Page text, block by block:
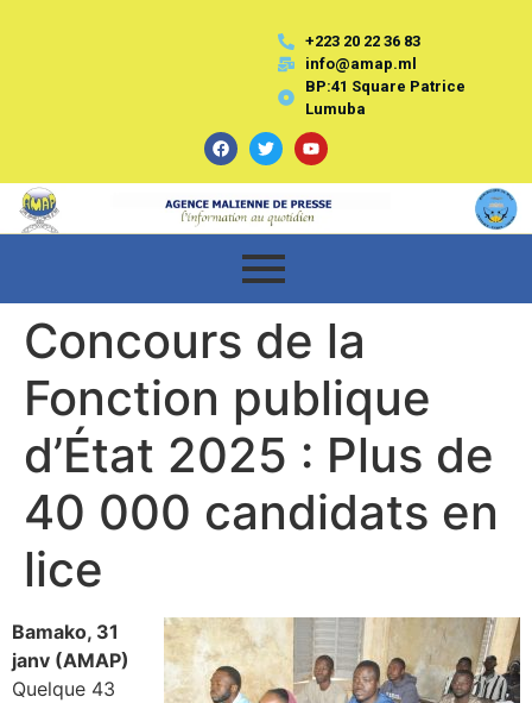
+223 20 22 36 83
info@amap.ml
BP:41 Square Patrice
Lumuba
Concours de la
Fonction publique
d’État 2025 : Plus de
40 000 candidats en
lice
Bamako, 31
janv (AMAP)
Quelque 43